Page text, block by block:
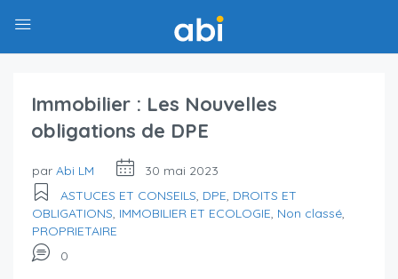
Immobilier : Les Nouvelles
obligations de DPE
par Abi LM
30 mai 2023
ASTUCES ET CONSEILS, DPE, DROITS ET
OBLIGATIONS, IMMOBILIER ET ECOLOGIE, Non classé,
PROPRIETAIRE
0